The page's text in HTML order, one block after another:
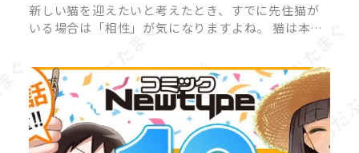
新しい猫を迎えたいと考えたとき、すでに先住猫が
いる場合は「相性」が気になりますよね。 猫は本来
なってしまうことも。 猫同士が穏や […]